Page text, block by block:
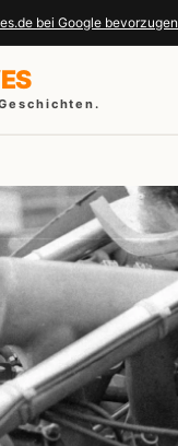
bei Google bevorzugen